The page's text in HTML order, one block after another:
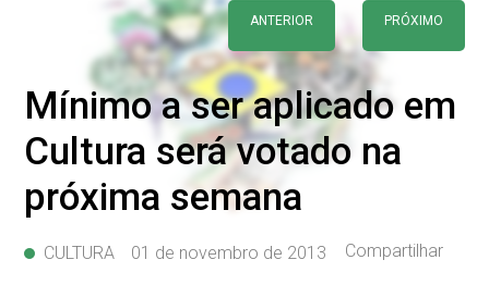
ANTERIOR PRÓXIMO
Mínimo a ser aplicado em
Cultura será votado na
próxima semana
CULTURA 01 de novembro de 2013 Compartilhar